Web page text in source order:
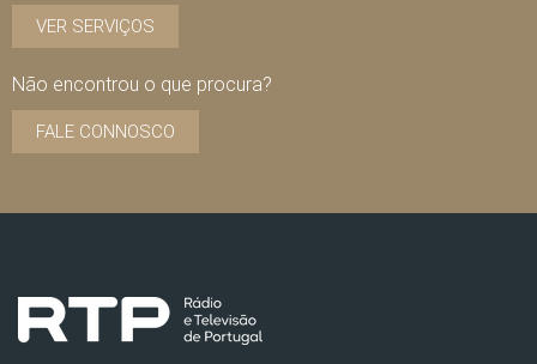
VER SERVIÇOS
Não encontrou o que procura?
FALE CONNOSCO